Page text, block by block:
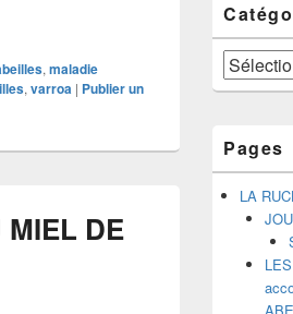
, maladie
, varroa | Publier un
MIEL DE
Catégories
Pages
LA